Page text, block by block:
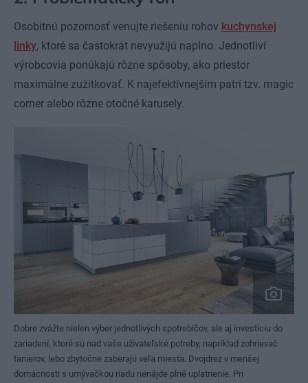
Osobitnú pozornosť venujte riešeniu rohov kuchynskej
linky, ktoré sa častokrát nevyužijú naplno. Jednotliví
výrobcovia ponúkajú rôzne spôsoby, ako priestor
maximálne zužitkovať. K najefektívnejším patrí tzv. magic
corner alebo rôzne otočné karusely.
Dobre zvážte nielen výber jednotlivých spotrebičov, ale aj investíciu do
zariadení, ktoré sú nad vaše užívateľské potreby, napríklad zohrievač
tanierov, lebo zbytočne zaberajú veľa miesta. Dvojdrez v menšej
domácnosti s umývačkou riadu nenájde plné uplatnenie. Pri